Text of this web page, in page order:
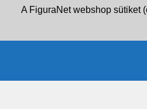
A FiguraNet webshop sütiket